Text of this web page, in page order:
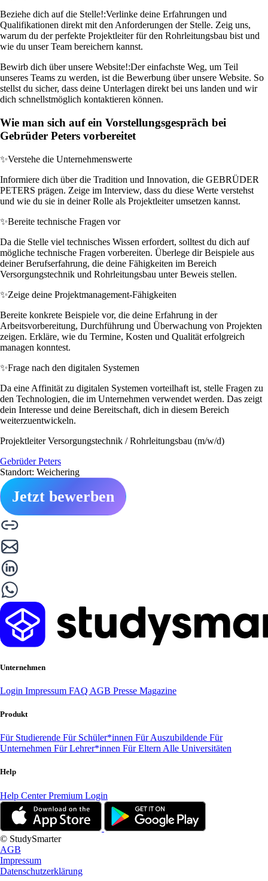
Beziehe dich auf die Stelle!:Verlinke deine Erfahrungen und
Qualifikationen direkt mit den Anforderungen der Stelle. Zeig uns,
warum du der perfekte Projektleiter für den Rohrleitungsbau bist und
wie du unser Team bereichern kannst.
Bewirb dich über unsere Website!:Der einfachste Weg, um Teil
unseres Teams zu werden, ist die Bewerbung über unsere Website. So
stellst du sicher, dass deine Unterlagen direkt bei uns landen und wir
dich schnellstmöglich kontaktieren können.
Wie man sich auf ein Vorstellungsgespräch bei
Gebrüder Peters vorbereitet
✨Verstehe die Unternehmenswerte
Informiere dich über die Tradition und Innovation, die GEBRÜDER
PETERS prägen. Zeige im Interview, dass du diese Werte verstehst
und wie du sie in deiner Rolle als Projektleiter umsetzen kannst.
✨Bereite technische Fragen vor
Da die Stelle viel technisches Wissen erfordert, solltest du dich auf
mögliche technische Fragen vorbereiten. Überlege dir Beispiele aus
deiner Berufserfahrung, die deine Fähigkeiten im Bereich
Versorgungstechnik und Rohrleitungsbau unter Beweis stellen.
✨Zeige deine Projektmanagement-Fähigkeiten
Bereite konkrete Beispiele vor, die deine Erfahrung in der
Arbeitsvorbereitung, Durchführung und Überwachung von Projekten
zeigen. Erkläre, wie du Termine, Kosten und Qualität erfolgreich
managen konntest.
✨Frage nach den digitalen Systemen
Da eine Affinität zu digitalen Systemen vorteilhaft ist, stelle Fragen zu
den Technologien, die im Unternehmen verwendet werden. Das zeigt
dein Interesse und deine Bereitschaft, dich in diesem Bereich
weiterzuentwickeln.
Projektleiter Versorgungstechnik / Rohrleitungsbau (m/w/d)
Gebrüder Peters
Standort: Weichering
Jetzt bewerben
Unternehmen
Login Impressum FAQ AGB Presse Magazine
Produkt
Für Studierende Für Schüler*innen Für Auszubildende Für
Unternehmen Für Lehrer*innen Für Eltern Alle Universitäten
Help
Help CenterPremium Login
© StudySmarter
AGB
Impressum
Datenschutzerklärung